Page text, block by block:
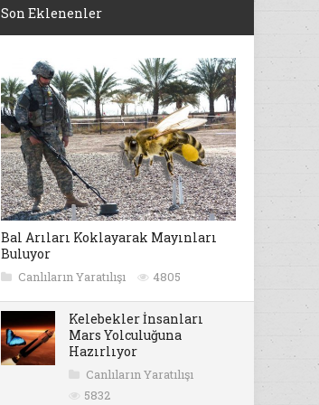
Son Eklenenler
Bal Arıları Koklayarak Mayınları
Buluyor
Canlıların Yaratılışı 4805
Kelebekler İnsanları
Mars Yolculuğuna
Hazırlıyor
Canlıların Yaratılışı
5832